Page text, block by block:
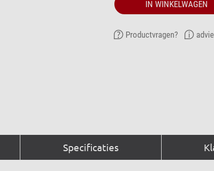
IN WINKELWAGEN
Productvragen?
Specificaties